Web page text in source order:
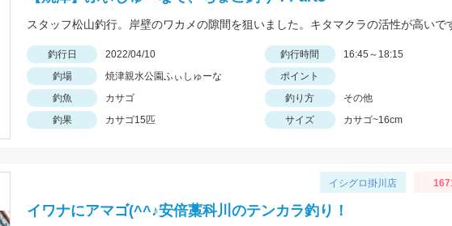
釣行日 2022/04/10 釣行時間
16:45～18:15
釣場
焼津親水公園ふぃしゅーな
ポイント
釣魚
カサゴ 釣り方
その他
釣果
カサゴ15匹 サイズ カサゴ~16cm
イシグロ掛川店
イワナにアマゴ(^^♪安倍藁科川のテンカラ釣り！